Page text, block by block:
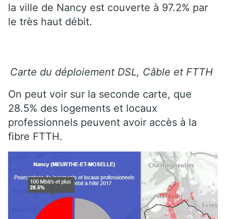
la ville de Nancy est couverte à 97.2% par
le très haut débit.
Carte du déploiement DSL, Câble et FTTH
On peut voir sur la seconde carte, que
28.5% des logements et locaux
professionnels peuvent avoir accès à la
fibre FTTH.